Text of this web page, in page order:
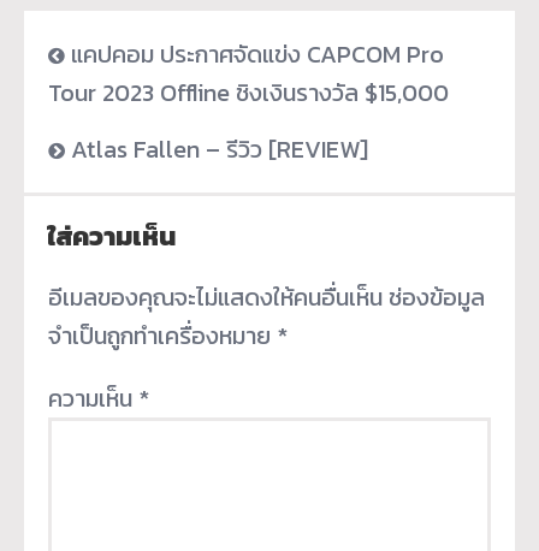
แคปคอม ประกาศจัดแข่ง CAPCOM Pro
Tour 2023 Offline ชิงเงินรางวัล $15,000
Atlas Fallen – รีวิว [REVIEW]
ใส่ความเห็น
อีเมลของคุณจะไม่แสดงให้คนอื่นเห็น ช่องข้อมูล
จำเป็นถูกทำเครื่องหมาย *
ความเห็น *